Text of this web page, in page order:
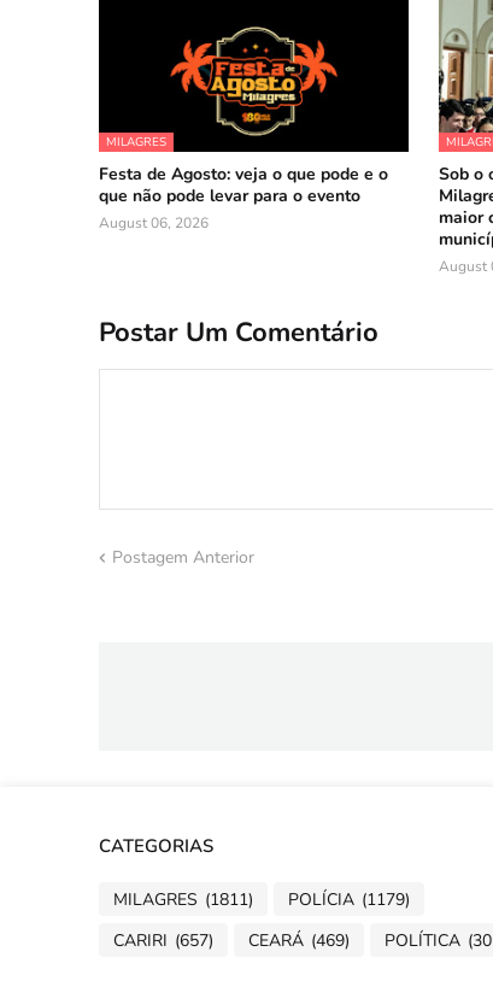
MILAGRES
Festa de Agosto: veja o que pode e o
que não pode levar para o evento
August 06, 2026
Sob o
maior
August
Postar Um Comentário
Postagem Anterior
CATEGORIAS
MILAGRES (1811) POLÍCIA (1179)
CARIRI (657) CEARÁ (469) POLÍTICA